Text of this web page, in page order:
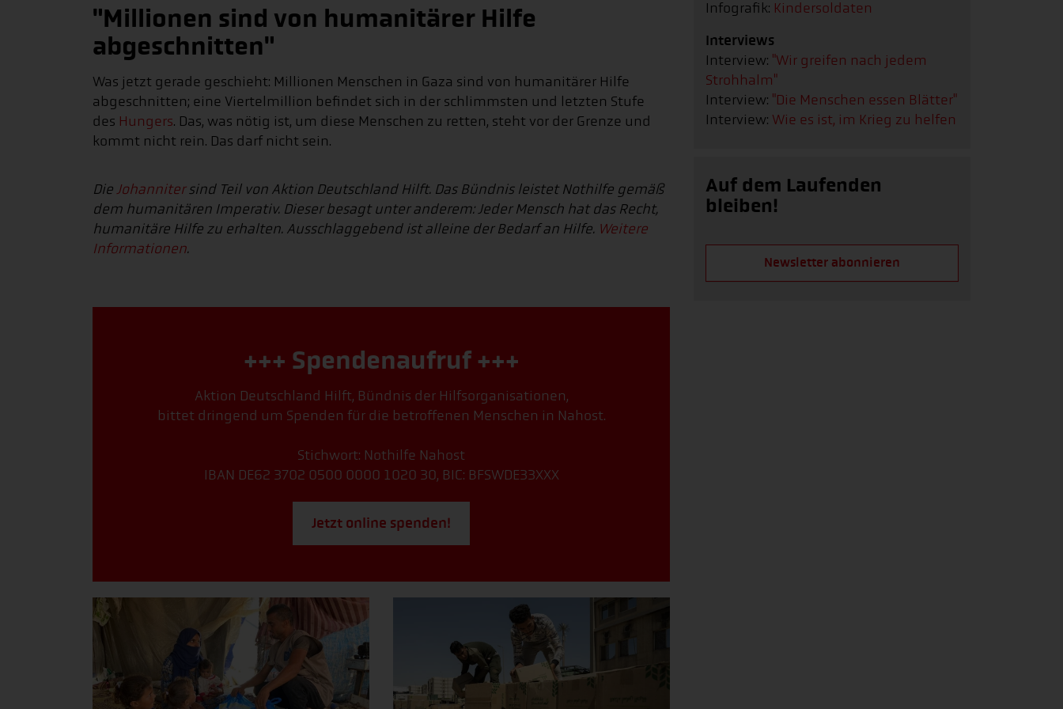
"Millionen sind von humanitärer Hilfe
abgeschnitten"
Was jetzt gerade geschieht: Millionen Menschen in Gaza sind von humanitärer Hilfe
abgeschnitten; eine Viertelmillion befindet sich in der schlimmsten und letzten Stufe
des Hungers. Das, was nötig ist, um diese Menschen zu retten, steht vor der Grenze und
kommt nicht rein. Das darf nicht sein.
DieJohannitersind Teil von Aktion Deutschland Hilft. Das Bündnis leistet Nothilfe gemäß
dem humanitären Imperativ. Dieser besagt unter anderem: Jeder Mensch hat das Recht,
humanitäre Hilfe zu erhalten. Ausschlaggebend ist alleine der Bedarf an Hilfe. Weitere
Informationen.
+++ Spendenaufruf +++
Aktion Deutschland Hilft, Bündnis der Hilfsorganisationen,
bittet dringend um Spenden für die betroffenen Menschen in Nahost.
Stichwort: Nothilfe Nahost
IBAN DE62 3702 0500 0000 1020 30, BIC: BFSWDE33XXX
Jetzt online spenden!
Infografik: Kindersoldaten
Interviews
Interview: "Wir greifen nach jedem
Strohhalm"
Interview: "Die Menschen essen Blätter"
Interview: Wie es ist, im Krieg zu helfen
Auf dem Laufenden
bleiben!
Newsletter abonnieren